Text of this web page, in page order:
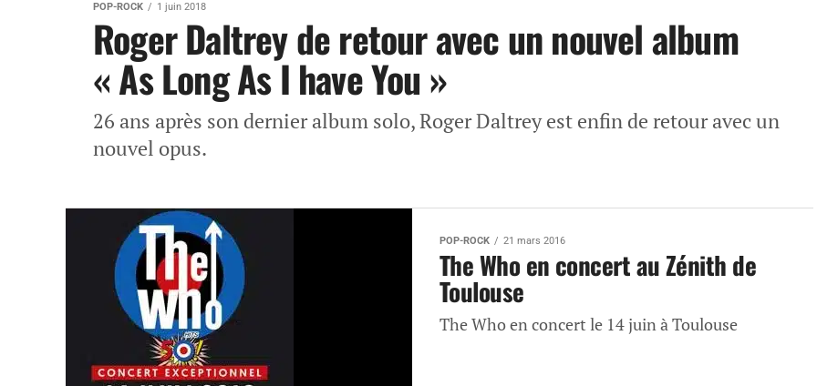
POP-ROCK 1 juin 2018
Roger Daltrey de retour avec un nouvel album
« As Long As I have You »
26 ans après son dernier album solo, Roger Daltrey est enfin de retour avec un
nouvel opus.
POP-ROCK 21 mars 2016
The Who en concert au Zénith de
Toulouse
The Who en concert le 14 juin à Toulouse